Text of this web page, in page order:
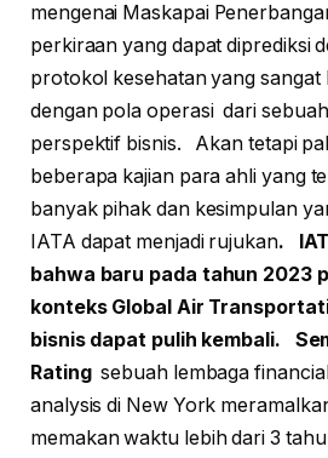
mengenai Maskapai
perkiraan yang dapat diprediksi
protokol kesehatan yang sangat
dengan pola operasi dari
perspektif bisnis. Akan tetapi
beberapa kajian para ahli yang
banyak pihak dan kesimpulan
IATA dapat menjadi rujukan.
bahwa baru pada tahun 2023
konteks Global Air
bisnis dapat pulih kembali.
Ratingsebuah lembaga
analysis di New York
memakan waktu lebih dari 3